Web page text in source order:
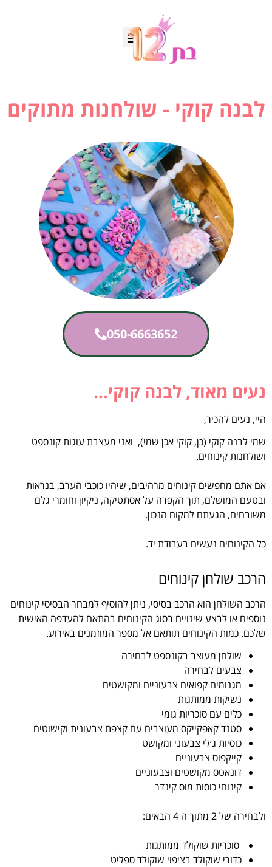
לבנה קוקי - שולחנות מתוקים
050-6663652
נעים מאוד, לבנה קוקי...
היי, נעים להכיר,
שמי לבנה קוקי (כן, קוקי אכן שמי), ואני מעצבת עוגות קונספט
ושולחנות קינוחים.
אם אתם מחפשים קינוחים מרהיבים, שיהיו כוכבי הערב, בנראות
ובטעם המושלם, תוך הקפדה על אסתטיקה, ניקיון וחומרי גלם
משובחים, הגעתם למקום הנכון.
כל הקינוחים נעשים בעבודת יד.
הרכב שולחן קינוחים
הרכב השולחן הוא הרכב בסיסי, ניתן להוסיף למבחר הבסיסי קינוחים
נוספים או לבצע שינויים בסוג הקינוחים בהתאם להעדפה האישית
שלכם. כמות הקינוחים תותאם אל מספר המוזמנים באירוע.
שולחן מעוצב בקונספט לבחירה
צבעים לבחירה
מגנומים קפואים צבעוניים ומקושטים
נשיקות ממותגות
כלים עם סוכריות גומי
סטנד קאפקייקס מעוצבים עם קצפת צבעונית וקישוטים
כוסיות ג׳לי צבעוני ומקושט
קייקפוס צבעוניים
דונאטס מקושטים וצבעוניים
קינוחי כוסות מוס קינדר
ולבחירה של 2 מתוך ה 4 הבאים:
סוכריות שוקולד ממותגות
כדורי שוקולד בציפוי שוקולד ספליט